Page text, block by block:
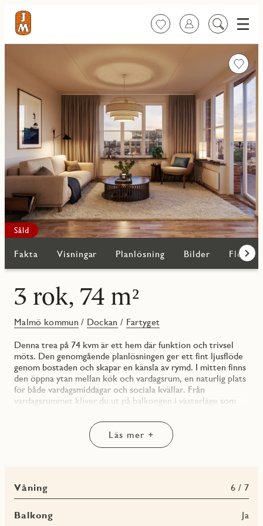
FavoriterLogga in
Sök
Meny
Såld
Fakta Visningar Planlösning Bilder Fler
3 rok, 74 m²
Malmö kommun / Dockan / Fartyget
Denna trea på 74 kvm är ett hem där funktion och trivsel
möts. Den genomgående planlösningen ger ett fint ljusflöde
genom bostaden och skapar en känsla av rymd. I mitten finns
den öppna ytan mellan kök och vardagsrum, en naturlig plats
för både vardagsmiddagar och sociala kvällar. Från
vardagsrummet kliver du ut på balkongen i västerläge som
eftermiddagar och kvällar.
Två sovrum gör planlösningen flexibel och passar lika bra för
paret som för den lilla familjen. Det större sovrummet har
tvättmaskin. En bostad som förenklar vardagen och samtidigt
känns modern och genomtänkt.
Fartyget är ett nyproduktionsprojekt med 89 hem där
kvaliteten märks i varje detalj. Här får du kök från Vedum,
Läs mer +
Våning 6 / 7
Balkong Ja